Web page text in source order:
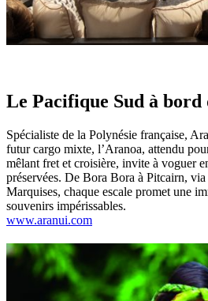
Le Pacifique Sud à
Spécialiste de la Polynésie française,
futur cargo mixte, l’Aranoa, attendu
mêlant fret et croisière, invite à voguer
préservées. De Bora Bora à Pitcairn,
Marquises, chaque escale promet une
souvenirs impérissables.
www.aranui.com